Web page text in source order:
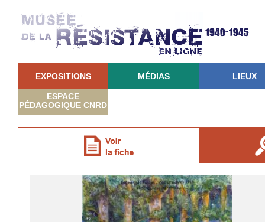
EXPOSITIONS MÉDIAS LIEUX
ESPACE
PÉDAGOGIQUE CNRD